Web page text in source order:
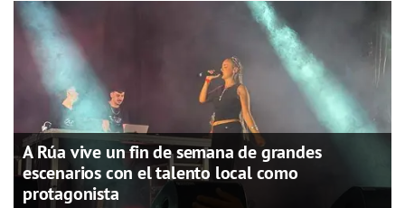
A Rúa vive un fin de semana de grandes
escenarios con el talento local como
protagonista